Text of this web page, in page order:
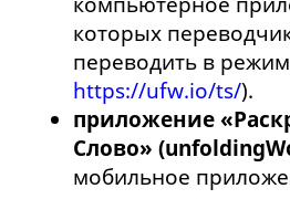
которых
переводить в
https://ufw.io/ts/).
приложение
Слово»
мобильное